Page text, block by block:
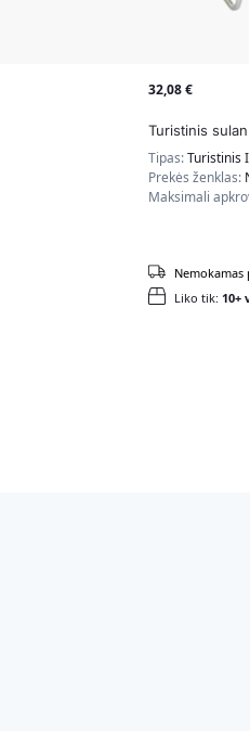
32,08€
Turistinis
Tipas:Turistinis
Prekės ženklas:
Maksimali
Liko tik: 10+
Nemokamas